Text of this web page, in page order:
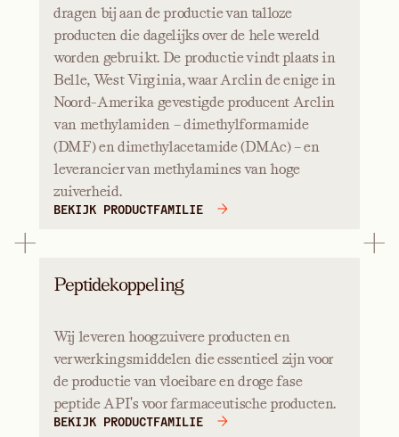
dragen bij aan de productie van talloze
producten die dagelijks over de hele wereld
worden gebruikt. De productie vindt plaats in
Belle, West Virginia, waar Arclin de enige in
Noord-Amerika gevestigde producent Arclin
van methylamiden – dimethylformamide
(DMF) en dimethylacetamide (DMAc) – en
leverancier van methylamines van hoge
zuiverheid.
BEKIJK PRODUCTFAMILIE
Peptidekoppeling
Wij leveren hoogzuivere producten en
verwerkingsmiddelen die essentieel zijn voor
de productie van vloeibare en droge fase
peptide API's voor farmaceutische producten.
BEKIJK PRODUCTFAMILIE